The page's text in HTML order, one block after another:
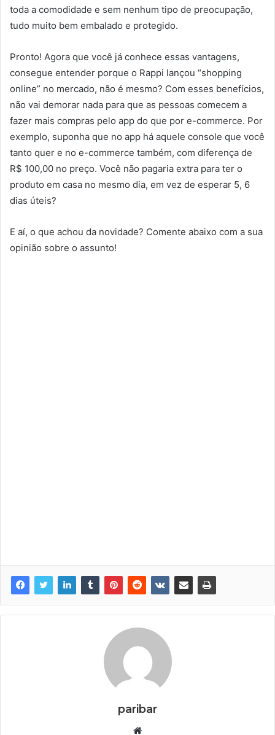
toda a comodidade e sem nenhum tipo de preocupação,
tudo muito bem embalado e protegido.
Pronto! Agora que você já conhece essas vantagens,
consegue entender porque o Rappi lançou “shopping
online” no mercado, não é mesmo? Com esses benefícios,
não vai demorar nada para que as pessoas comecem a
fazer mais compras pelo app do que por e-commerce. Por
exemplo, suponha que no app há aquele console que você
tanto quer e no e-commerce também, com diferença de
R$ 100,00 no preço. Você não pagaria extra para ter o
produto em casa no mesmo dia, em vez de esperar 5, 6
dias úteis?
E aí, o que achou da novidade? Comente abaixo com a sua
opinião sobre o assunto!
paribar
Website